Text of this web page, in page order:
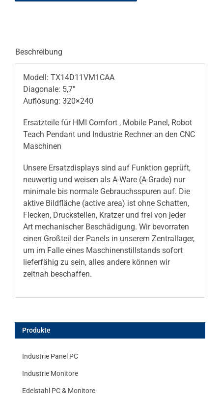
Beschreibung
Modell: TX14D11VM1CAA
Diagonale: 5,7″
Auflösung: 320×240
Ersatzteile für HMI Comfort , Mobile Panel, Robot
Teach Pendant und Industrie Rechner an den CNC
Maschinen
Unsere Ersatzdisplays sind auf Funktion geprüft,
neuwertig und weisen als A-Ware (A-Grade) nur
minimale bis normale Gebrauchsspuren auf. Die
aktive Bildfläche (active area) ist ohne Schatten,
Flecken, Druckstellen, Kratzer und frei von jeder
Art mechanischer Beschädigung. Wir bevorraten
einen Großteil der Panels in unserem Zentrallager,
um im Falle eines Maschinenstillstands sofort
lieferfähig zu sein, alles andere können wir
zeitnah beschaffen.
Produkte
Industrie Panel PC
Industrie Monitore
Edelstahl PC & Monitore